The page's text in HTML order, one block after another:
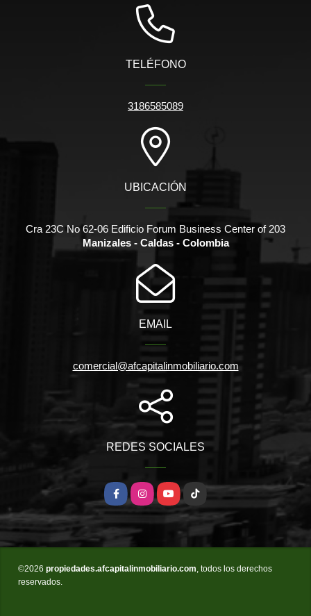
TELÉFONO
3186585089
UBICACIÓN
Cra 23C No 62-06 Edificio Forum Business Center of 203
Manizales - Caldas - Colombia
EMAIL
comercial@afcapitalinmobiliario.com
REDES SOCIALES
FacebookInstagramYouTubeTikTok
©2026 propiedades.afcapitalinmobiliario.com, todos los derechos
reservados.